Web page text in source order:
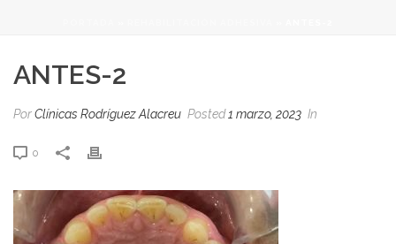
ANTES-2
PorClínicas Rodríguez Alacreu Posted1 marzo, 2023 In
0